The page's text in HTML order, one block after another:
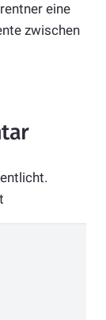
eine
zwischen